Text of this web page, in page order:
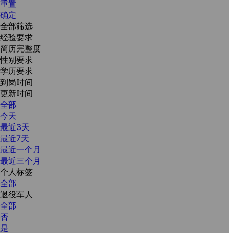
重置
确定
全部筛选
经验要求
简历完整度
性别要求
学历要求
到岗时间
更新时间
全部
今天
最近3天
最近7天
最近一个月
最近三个月
个人标签
全部
退役军人
全部
否
是